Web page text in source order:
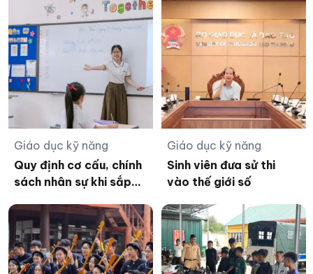
Giáo dục kỹ năng
Quy định cơ cấu, chính
sách nhân sự khi sắp
công lập
Giáo dục kỹ năng
Sinh viên đưa sử thi
vào thế giới số